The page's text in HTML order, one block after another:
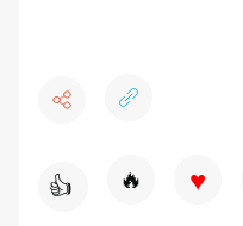
👍 🔥 ♥